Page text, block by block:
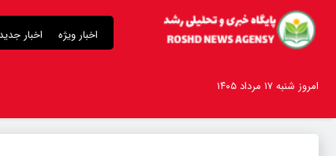
اخبار ویژه اخبار جدید
امروز شنبه ۱۷ مرداد ۱۴۰۵